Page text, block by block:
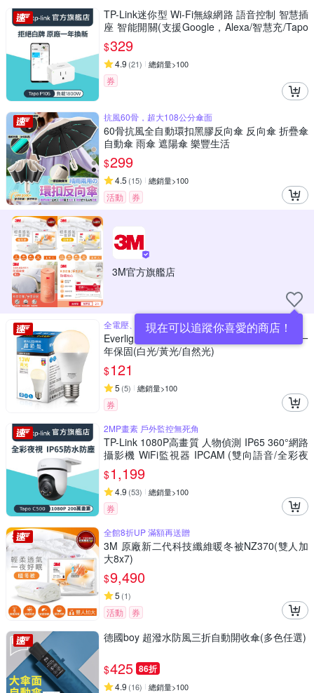
TP-Link迷你型 Wi-Fi無線網路 語音控制 智慧插
座 智能開關(支援Google，Alexa/智慧充/Tapo
P105)
$329
4.9 (21) 總銷量>100
券
抗風60骨，超大108公分傘面
60骨抗風全自動環扣黑膠反向傘 反向傘 折疊傘
自動傘 雨傘 遮陽傘 樂豐生活
$299
4.5 (15) 總銷量>100
活動 券
3M官方旗艦店
現在可以追蹤你喜愛的商店！
全電壓、超高光效
Everlight 億光 13W 戰鬥款 LED燈泡 全電壓 一
年保固(白光/黃光/自然光)
$121
5 (5) 總銷量>100
券
2MP畫素 戶外監控無死角
TP-Link 1080P高畫質 人物偵測 IP65 360°網路
攝影機 WiFi監視器 IPCAM (雙向語音/全彩夜
視/Tapo C500)
$1,199
4.9 (53) 總銷量>100
券
全館8折UP 滿額再送贈
3M 原廠新二代科技纖維暖冬被NZ370(雙人加
大8x7)
$9,490
5 (1)
活動 券
德國boy 超潑水防風三折自動開收傘(多色任選)
$425 86折
4.9 (16) 總銷量>100